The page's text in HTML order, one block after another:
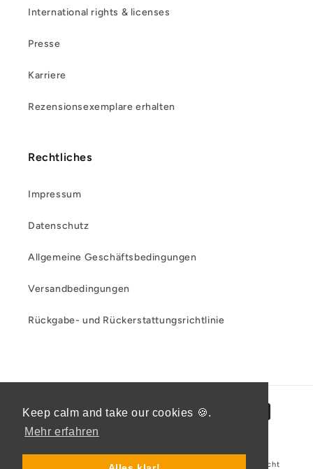
Keep calm and take our cookies 🍪.
Mehr erfahren
International rights & licenses
Presse
Karriere
Rezensionsexemplare erhalten
Rechtliches
Impressum
Datenschutz
Allgemeine Geschäftsbedingungen
Versandbedingungen
Rückgabe- und Rückerstattungsrichtlinie
Remote Verlag Powered by Shopify Widerrufsrecht